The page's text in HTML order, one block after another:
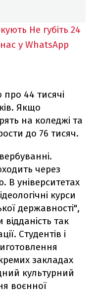
Не губіть 24
у WhatsApp
44 тисячі
Якщо
на коледжі та
до 76 тисяч.
через
В університетах
курси
державності",
так
Студентів і
закладах
культурний
воєнної